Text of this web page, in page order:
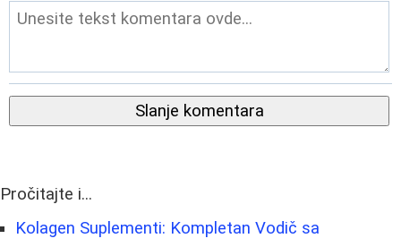
Slanje komentara
Pročitajte i...
Kolagen Suplementi: Kompletan Vodič sa